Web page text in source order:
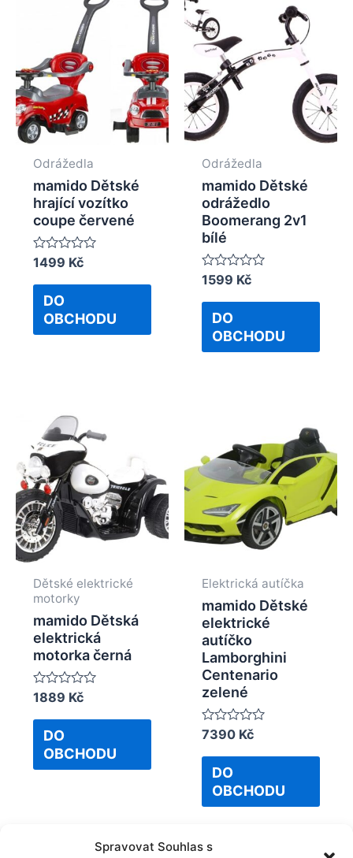
Spravovat Souhlas s
Odrážedla
mamido Dětské
hrající vozítko
coupe červené
Rated
out
1499 Kč
DO
OBCHODU
Odrážedla
mamido Dětské
odrážedlo
Boomerang 2v1
bílé
Rated
out
1599 Kč
DO
OBCHODU
Dětské elektrické
motorky
mamido Dětská
elektrická
motorka černá
Rated
out
1889 Kč
DO
OBCHODU
Elektrická autíčka
mamido Dětské
elektrické
autíčko
Lamborghini
Centenario
zelené
Rated
out
7390 Kč
DO
OBCHODU